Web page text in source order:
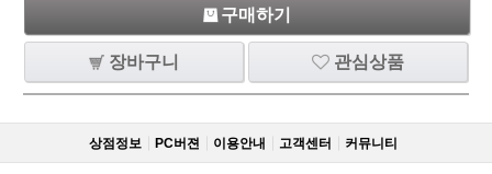
구매하기
장바구니 관심상품
상점정보 PC버젼 이용안내 고객센터 커뮤니티